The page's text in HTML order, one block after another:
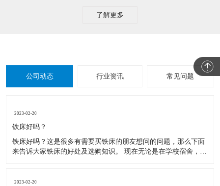
了解更多
公司动态 行业资讯 常见问题
2023-02-20
铁床好吗？
铁床好吗？这是很多有需要买铁床的朋友想问的问题，那么下面
来告诉大家铁床的好处及选购知识。 现在无论是在学校宿舍，工
命长，价格相对也比较实惠。木床不防腐、容易松动、长虫、摇
2023-02-20